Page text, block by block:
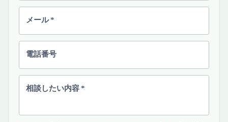
メール*
電話番号
相談したい内容*